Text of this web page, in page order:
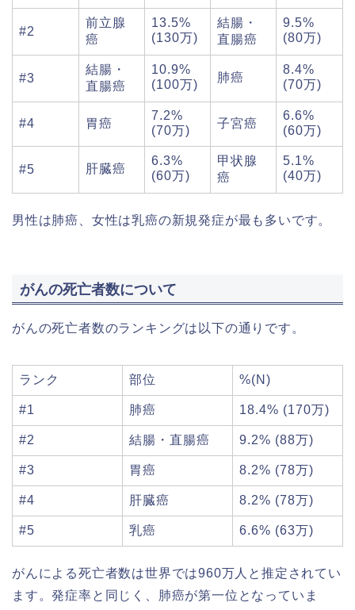
#2
前立腺
癌
13.5%
(130万)
結腸・
直腸癌
9.5%
(80万)
#3
結腸・
直腸癌
10.9%
(100万)
肺癌
8.4%
(70万)
#4 胃癌
7.2%
(70万)
子宮癌
6.6%
(60万)
#5 肝臓癌
6.3%
(60万)
甲状腺
癌
5.1%
(40万)
男性は肺癌、女性は乳癌の新規発症が最も多いです。
がんの死亡者数について
がんの死亡者数のランキングは以下の通りです。
ランク 部位 %(N)
#1 肺癌 18.4% (170万)
#2 結腸・直腸癌 9.2% (88万)
#3 胃癌 8.2% (78万)
#4 肝臓癌 8.2% (78万)
#5 乳癌 6.6% (63万)
がんによる死亡者数は世界では960万人と推定されてい
ます。発症率と同じく、肺癌が第一位となっていま